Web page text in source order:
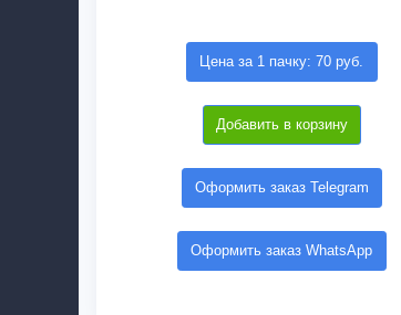
Цена за 1 пачку: 70 руб.
Добавить в корзину
Оформить заказ Telegram
Оформить заказ WhatsApp